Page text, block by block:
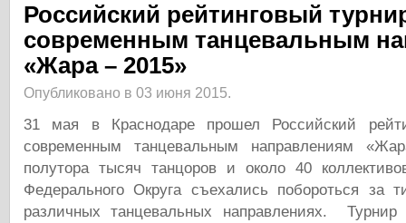
Российский рейтинговый
современным танцевальным
«Жара – 2015»
Опубликовано в 03 июня 2015.
31 мая в Краснодаре прошел Российский
современным танцевальным направлениям
полутора тысяч танцоров и около 40
Федерального Округа съехались побороться за
различных танцевальных направлениях. Турнир